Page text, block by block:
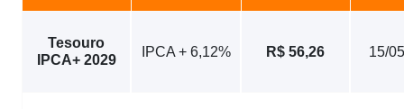
Tesouro
IPCA+ 2029
IPCA + 6,12% R$ 56,26 15/